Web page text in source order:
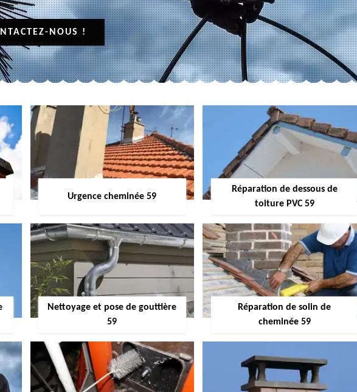
NOUS !
Urgence cheminée 59
Réparation de dessous de
toiture PVC 59
Nettoyage et pose de gouttière
59
Réparation de solin de
cheminée 59